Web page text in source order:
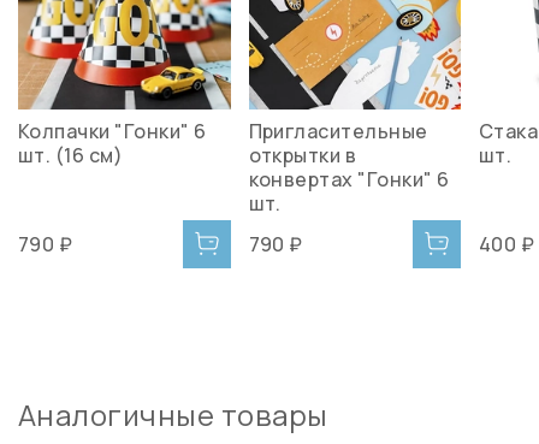
Колпачки "Гонки" 6
шт. (16 см)
790 ₽
Пригласительные
открытки в
конвертах "Гонки" 6
шт.
790 ₽
шт.
400 ₽
Аналогичные товары